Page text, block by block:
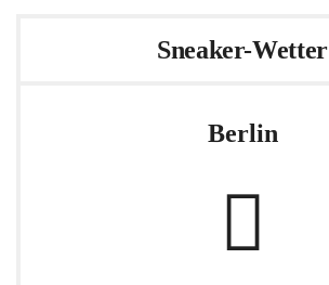
Sneaker-Wetter
Berlin